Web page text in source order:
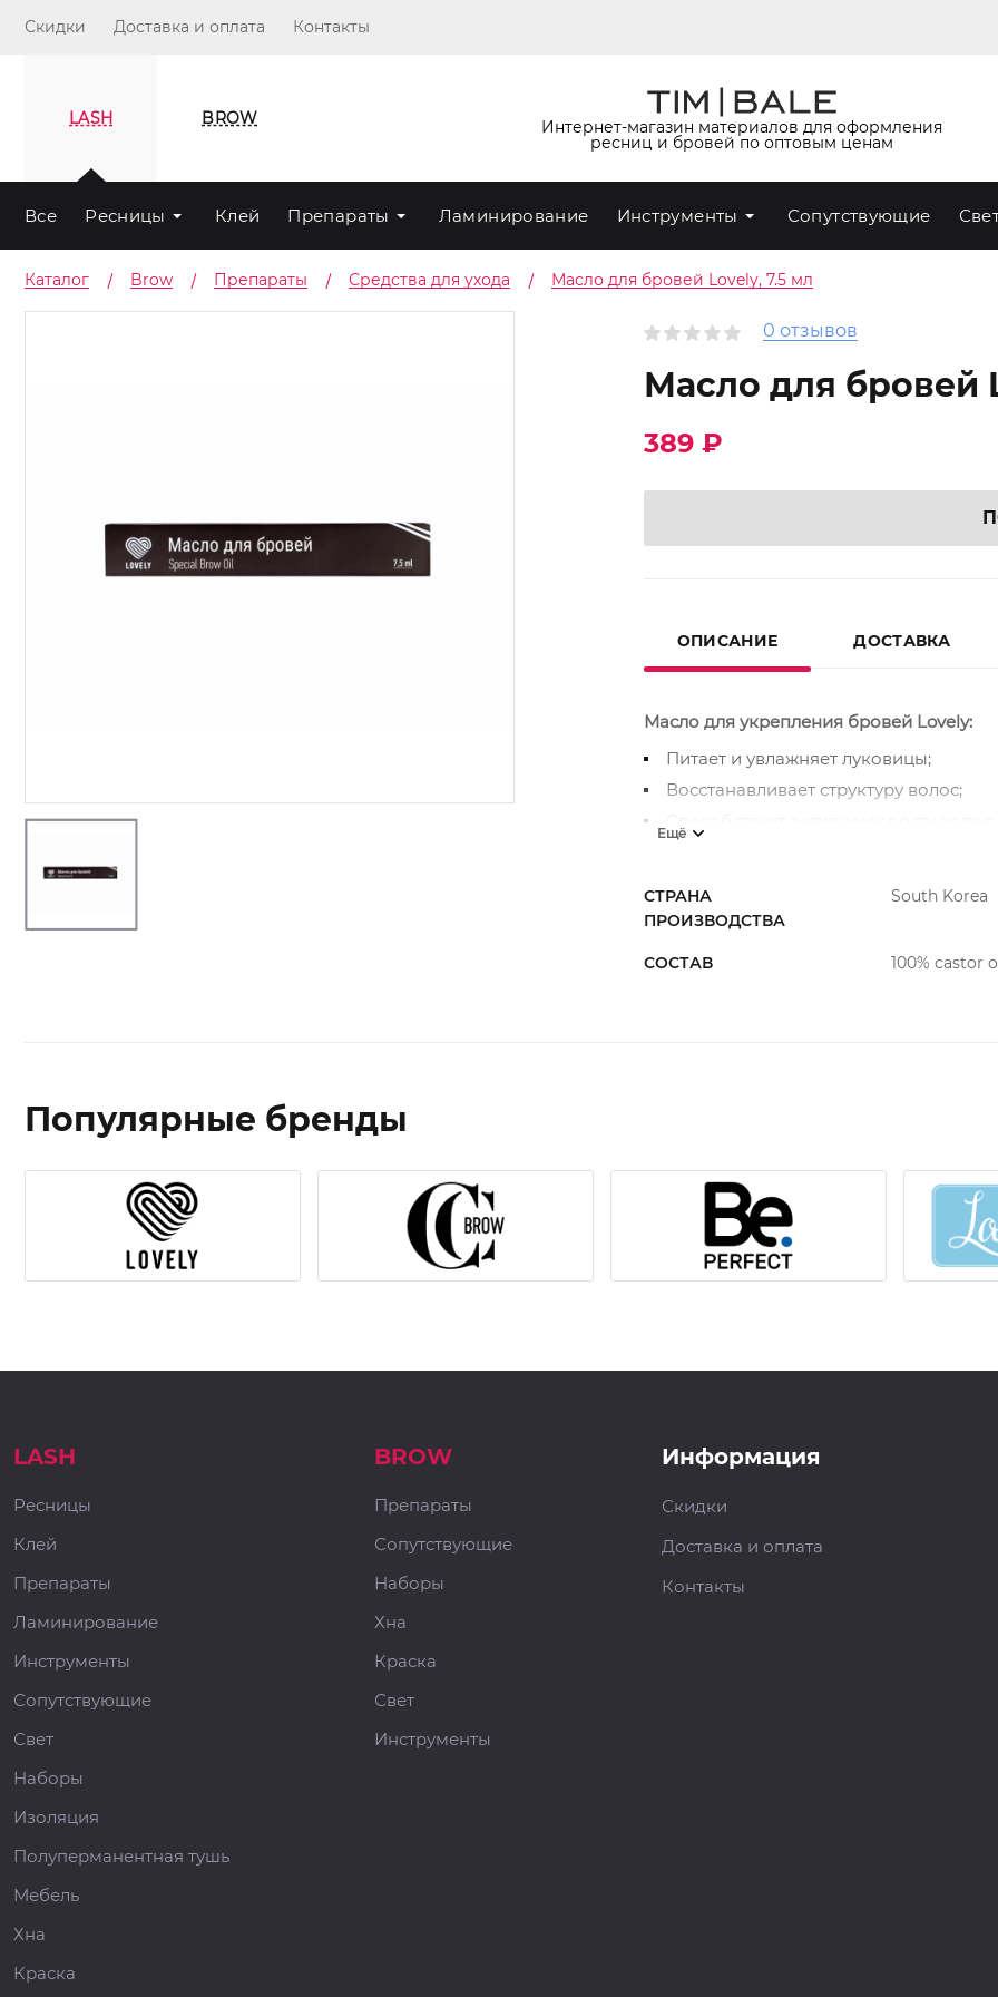
Скидки Доставка и оплата Контакты
LASH BROW Интернет-магазин материалов для оформления
ресниц и бровей по оптовым ценам
Все Ресницы Клей Препараты Ламинирование Инструменты Сопутствующие
Каталог Brow Препараты Средства для ухода Масло для бровей Lovely, 7.5 мл
0 отзывов
Масло для бровей
389 ₽
ОПИСАНИЕ ДОСТАВКА
Масло для укрепления бровей Lovely:
Питает и увлажняет луковицы;
Восстанавливает структуру волос;
100 % касторовое масло.
Особенности применения:
перед
промыть глаза дистиллированной
реакции на компоненты состава.
Хранение:хранить в сухом прохладном
воздействия прямых солнечных лучей,
Ещё
СТРАНА
ПРОИЗВОДСТВА
South Korea
СОСТАВ 100% castor
Популярные бренды
LASH
Ресницы
Клей
Препараты
Ламинирование
Инструменты
Сопутствующие
Свет
Наборы
Изоляция
Полуперманентная тушь
Мебель
Хна
Краска
BROW
Препараты
Сопутствующие
Наборы
Хна
Краска
Свет
Инструменты
Информация
Скидки
Доставка и оплата
Контакты